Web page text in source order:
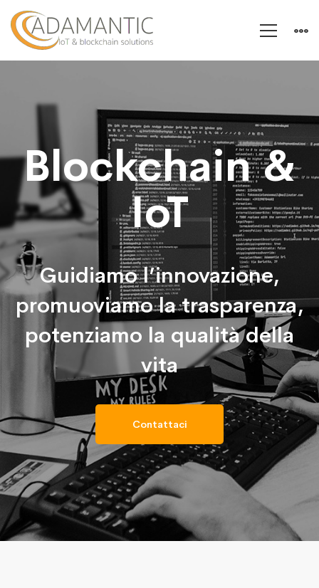
Page
Blockchain &
IoT
Guidiamo l’innovazione,
promuoviamo la trasparenza,
potenziamo la qualità della
vita
Contattaci